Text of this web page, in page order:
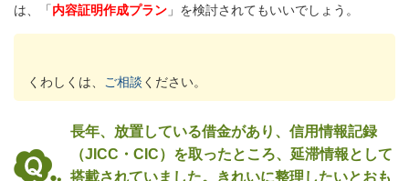
は、「内容証明作成プラン 」を検討されてもいいでしょう。
くわしくは、 ご相談 ください。
長年、放置している借金があり、信用情報記録
（JICC・CIC）を取ったところ、延滞情報として
搭載されていました。きれいに整理したいとおも